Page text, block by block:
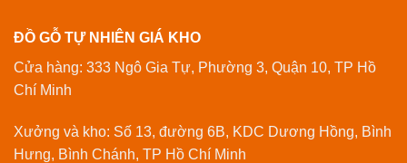
ĐỒ GỖ TỰ NHIÊN GIÁ KHO
Cửa hàng: 333 Ngô Gia Tự, Phường 3, Quận 10, TP Hồ
Chí Minh
Xưởng và kho: Số 13, đường 6B, KDC Dương Hồng, Bình
Hưng, Bình Chánh, TP Hồ Chí Minh